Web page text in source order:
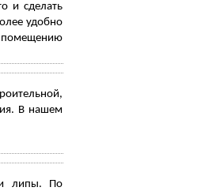
и сделать
удобно
помещению
В нашем
липы. По